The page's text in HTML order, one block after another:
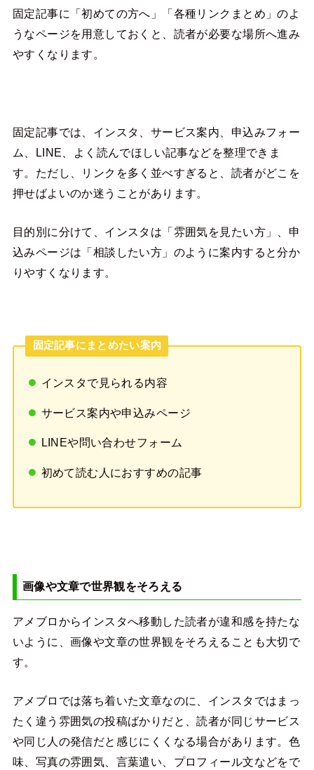
固定記事に「初めての方へ」「各種リンクまとめ」のよ
うなページを用意しておくと、読者が必要な場所へ進み
やすくなります。
固定記事では、インスタ、サービス案内、申込みフォー
ム、LINE、よく読んでほしい記事などを整理できま
す。ただし、リンクを多く並べすぎると、読者がどこを
押せばよいのか迷うことがあります。
目的別に分けて、インスタは「雰囲気を見たい方」、申
込みページは「相談したい方」のように案内すると分か
りやすくなります。
固定記事にまとめたい案内
インスタで見られる内容
サービス案内や申込みページ
LINEや問い合わせフォーム
初めて読む人におすすめの記事
画像や文章で世界観をそろえる
アメブロからインスタへ移動した読者が違和感を持たな
いように、画像や文章の世界観をそろえることも大切で
す。
アメブロでは落ち着いた文章なのに、インスタではまっ
たく違う雰囲気の投稿ばかりだと、読者が同じサービス
や同じ人の発信だと感じにくくなる場合があります。色
味、写真の雰囲気、言葉遣い、プロフィール文などをで